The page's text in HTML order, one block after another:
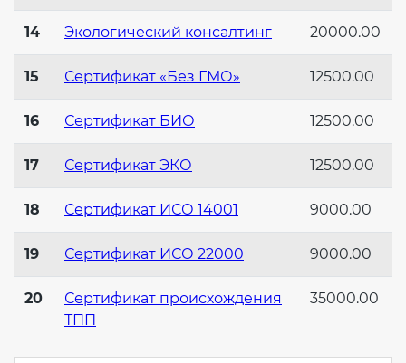
14 Экологический консалтинг 20000.00
15 Сертификат «Без ГМО» 12500.00
16 Сертификат БИО 12500.00
17 Сертификат ЭКО 12500.00
18 Сертификат ИСО 14001 9000.00
19 Сертификат ИСО 22000 9000.00
20
Сертификат происхождения
ТПП
35000.00